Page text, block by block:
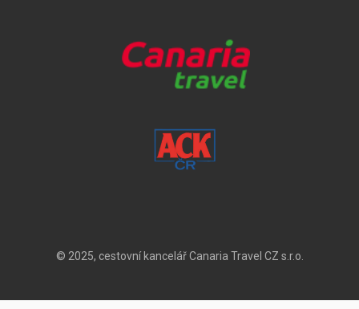
© 2025, cestovní kancelář Canaria Travel CZ s.r.o.